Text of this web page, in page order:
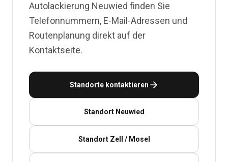
Autolackierung Neuwied finden Sie
Telefonnummern, E-Mail-Adressen und
Routenplanung direkt auf der
Kontaktseite.
Standorte kontaktieren
Standort Neuwied
Standort Zell / Mosel